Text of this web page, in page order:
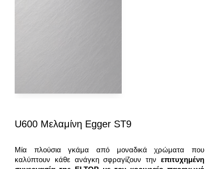
U600 Μελαμίνη Egger ST9
Μία πλούσια γκάμα από μοναδικά χρώματα που
καλύπτουν κάθε ανάγκη σφραγίζουν την επιτυχημένη